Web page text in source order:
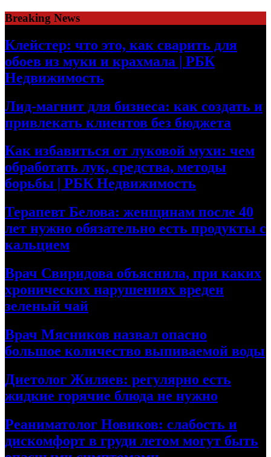
Skip
to
content
Breaking News
Клейстер: что это, как сварить для
обоев из муки и крахмала | РБК
Недвижимость
Лид-магнит для бизнеса: как создать и
привлекать клиентов без бюджета
Как избавиться от луковой мухи: чем
обработать лук, средства, методы
борьбы | РБК Недвижимость
Терапевт Белова: женщинам после 40
лет нужно обязательно есть продукты с
кальцием
Врач Свиридова объяснила, при каких
хронических нарушениях вреден
зеленый чай
Врач Мясников назвал опасно
большое количество выпиваемой воды
Диетолог Жиляев: регулярно есть
жидкие горячие блюда не нужно
Реаниматолог Новиков: слабость и
дискомфорт в груди летом могут быть